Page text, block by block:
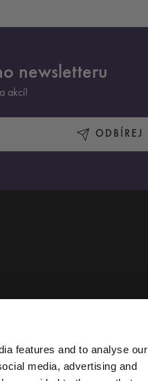
features and to analyse our
media, advertising and
newsletteru
akcí!
ODBÍREJ